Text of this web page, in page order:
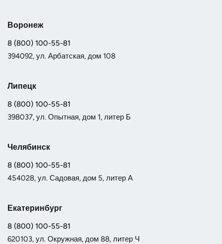
Воронеж
8 (800) 100-55-81
394092, ул. Арбатская, дом 108
Липецк
8 (800) 100-55-81
398037, ул. Опытная, дом 1, литер Б
Челябинск
8 (800) 100-55-81
454028, ул. Садовая, дом 5, литер А
Екатеринбург
8 (800) 100-55-81
620103, ул. Окружная, дом 88, литер Ч